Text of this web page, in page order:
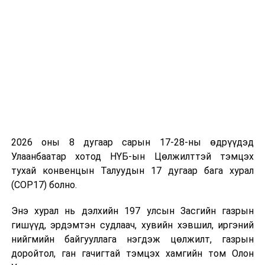
Тухайлбал, коронавируст халдварын цар тахлаас
урьдчилан сэргийлэх, тэмцэх, нийгэм, эдийн засагт
үзүүлэх сөрөг нөлөөллийг бууруулах тухай хуульд “…
үйл ажиллагаагаа мэдээллийн технологи ашиглан
дагуу Олон хүүхэд төрүүлж өсгөсөн эхийг
урамшуулах тухай хуулийн 5 дугаар зүйлийг цахим
тогтолцоонд шилжүүлэв.
2026 оны 8 дугаар сарын 17-28-ны өдрүүдэд
Улаанбаатар хотод НҮБ-ын Цөлжилттэй тэмцэх
тухай конвенцын Талуудын 17 дугаар бага хурал
(COP17) болно.
Энэ хурал нь дэлхийн 197 улсын Засгийн газрын
гишүүд, эрдэмтэн судлаач, хувийн хэвшил, иргэний
нийгмийн байгууллага нэгдэж цөлжилт, газрын
доройтол, ган гачигтай тэмцэх хамгийн том Олон